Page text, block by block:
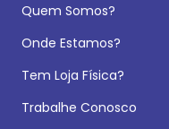
Quem Somos?
Onde Estamos?
Tem Loja Física?
Trabalhe Conosco